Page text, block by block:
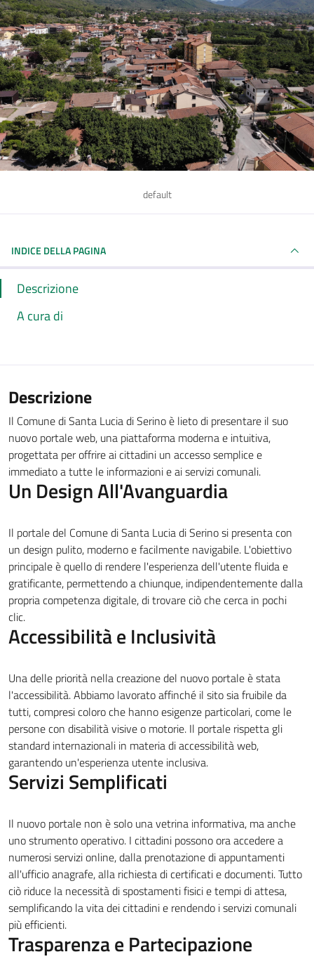
default
INDICE DELLA PAGINA
Descrizione
A cura di
Descrizione
Il Comune di Santa Lucia di Serino è lieto di presentare il suo
nuovo portale web, una piattaforma moderna e intuitiva,
progettata per offrire ai cittadini un accesso semplice e
immediato a tutte le informazioni e ai servizi comunali.
Un Design All'Avanguardia
Il portale del Comune di Santa Lucia di Serino si presenta con
un design pulito, moderno e facilmente navigabile. L'obiettivo
principale è quello di rendere l'esperienza dell'utente fluida e
gratificante, permettendo a chiunque, indipendentemente dalla
propria competenza digitale, di trovare ciò che cerca in pochi
clic.
Accessibilità e Inclusività
Una delle priorità nella creazione del nuovo portale è stata
l'accessibilità. Abbiamo lavorato affinché il sito sia fruibile da
tutti, compresi coloro che hanno esigenze particolari, come le
persone con disabilità visive o motorie. Il portale rispetta gli
standard internazionali in materia di accessibilità web,
garantendo un'esperienza utente inclusiva.
Servizi Semplificati
Il nuovo portale non è solo una vetrina informativa, ma anche
uno strumento operativo. I cittadini possono ora accedere a
numerosi servizi online, dalla prenotazione di appuntamenti
all'ufficio anagrafe, alla richiesta di certificati e documenti. Tutto
ciò riduce la necessità di spostamenti fisici e tempi di attesa,
semplificando la vita dei cittadini e rendendo i servizi comunali
più efficienti.
Trasparenza e Partecipazione